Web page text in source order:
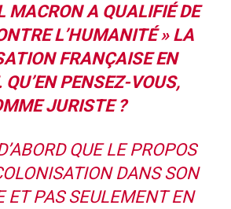
MACRON A QUALIFIÉ DE
L’HUMANITÉ »LA
FRANÇAISE EN
QU’EN PENSEZ-VOUS,
JURISTE ?
QUE LE PROPOS
DANS SON
ET PAS SEULEMENT EN